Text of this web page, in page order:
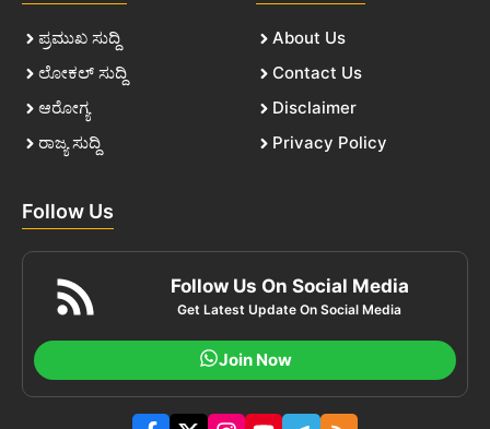
ಪ್ರಮುಖ ಸುದ್ದಿ
ಲೋಕಲ್ ಸುದ್ದಿ
ಆರೋಗ್ಯ
ರಾಜ್ಯ ಸುದ್ದಿ
About Us
Contact Us
Disclaimer
Privacy Policy
Follow Us
Follow Us On Social Media
Get Latest Update On Social Media
Join Now